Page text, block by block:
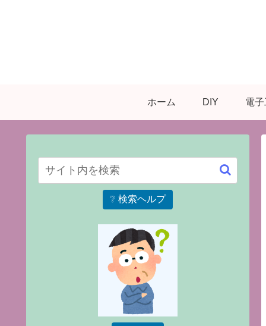
ホーム DIY 電
❔ 検索ヘルプ